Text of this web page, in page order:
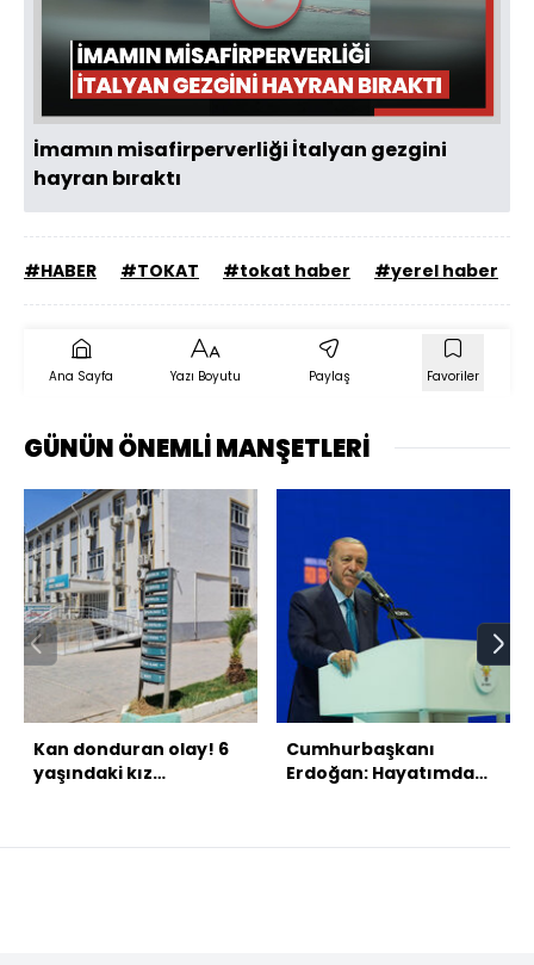
Videoyu
Oynat
İmamın misafirperverliği İtalyan gezgini
hayran bıraktı
#HABER #TOKAT #tokat haber #yerel haber
Ana Sayfa Yazı Boyutu Paylaş Favoriler
GÜNÜN ÖNEMLİ MANŞETLERİ
Kan donduran olay! 6
yaşındaki kız
Cumhurbaşkanı
Erdoğan: Hayatımda